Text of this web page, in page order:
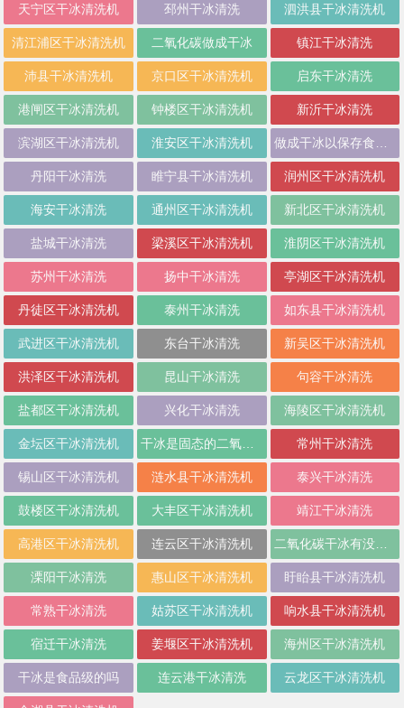
天宁区干冰清洗机 邳州干冰清洗 泗洪县干冰清洗机
清江浦区干冰清洗机 二氧化碳做成干冰 镇江干冰清洗
沛县干冰清洗机 京口区干冰清洗机 启东干冰清洗
港闸区干冰清洗机 钟楼区干冰清洗机 新沂干冰清洗
滨湖区干冰清洗机 淮安区干冰清洗机
丹阳干冰清洗 睢宁县干冰清洗机 润州区干冰清洗机
海安干冰清洗 通州区干冰清洗机 新北区干冰清洗机
盐城干冰清洗 梁溪区干冰清洗机 淮阴区干冰清洗机
苏州干冰清洗 扬中干冰清洗 亭湖区干冰清洗机
丹徒区干冰清洗机 泰州干冰清洗 如东县干冰清洗机
武进区干冰清洗机 东台干冰清洗 新吴区干冰清洗机
洪泽区干冰清洗机 昆山干冰清洗 句容干冰清洗
盐都区干冰清洗机 兴化干冰清洗 海陵区干冰清洗机
金坛区干冰清洗机 常州干冰清洗
锡山区干冰清洗机 涟水县干冰清洗机 泰兴干冰清洗
鼓楼区干冰清洗机 大丰区干冰清洗机 靖江干冰清洗
高港区干冰清洗机 连云区干冰清洗机 二氧化碳干冰有没有毒
溧阳干冰清洗 惠山区干冰清洗机 盱眙县干冰清洗机
常熟干冰清洗 姑苏区干冰清洗机 响水县干冰清洗机
宿迁干冰清洗 姜堰区干冰清洗机 海州区干冰清洗机
干冰是食品级的吗 连云港干冰清洗 云龙区干冰清洗机